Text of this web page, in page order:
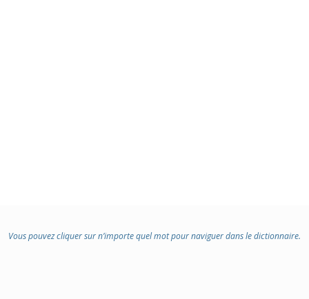
Vous pouvez cliquer sur n’importe quel mot pour naviguer dans le dictionnaire.